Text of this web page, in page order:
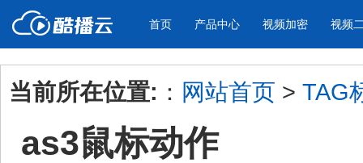
首页 产品中心
产品与新功能
视频加密防下载防录屏
视频加密 视频
应用场景
企业宣传
当前所在位置: ： 网站首页 > TAG
as3鼠标动作